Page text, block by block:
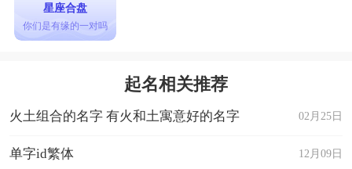
星座合盘
你们是有缘的一对吗
起名相关推荐
02月25日
火土组合的名字 有火和土寓意好的名字
12月09日
单字id繁体